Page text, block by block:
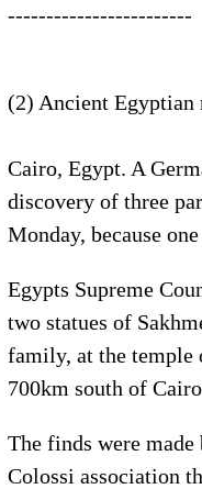
------------------------
(2) Ancient Egyptian
Cairo, Egypt. A
discovery of three
Monday, because
Egypts Supreme
two statues of
family, at the temple
700km south of
The finds were
Colossi association